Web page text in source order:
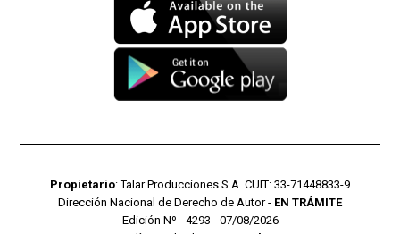
Propietario: Talar Producciones S.A. CUIT: 33-71448833-9
Dirección Nacional de Derecho de Autor - EN TRÁMITE
Edición Nº - 4293 - 07/08/2026